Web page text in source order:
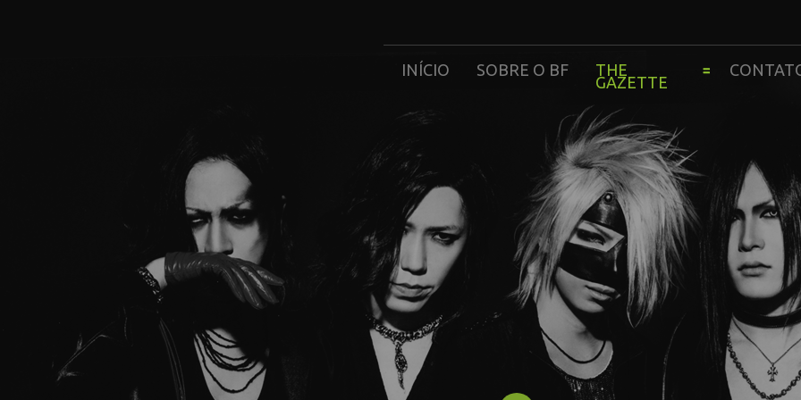
INÍCIO SOBRE O BF THE
GAZETTE